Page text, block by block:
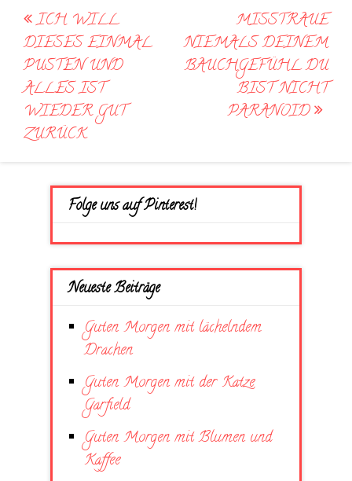
Post
navigation
ICH WILL
DIESES EINMAL
PUSTEN UND
ALLES IST
WIEDER GUT
ZURÜCK
MISSTRAUE
NIEMALS DEINEM
BAUCHGEFÜHL DU
BIST NICHT
PARANOID
Folge uns auf Pinterest!
Neueste Beiträge
Guten Morgen mit lächelndem
Drachen
Guten Morgen mit der Katze
Garfield
Guten Morgen mit Blumen und
Kaffee